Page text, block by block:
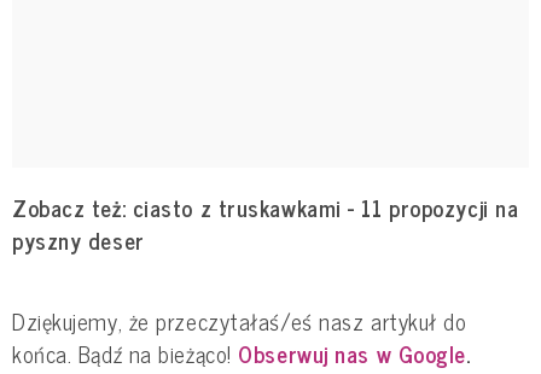
Zobacz też: ciasto z truskawkami - 11 propozycji na
pyszny deser
Dziękujemy, że przeczytałaś/eś nasz artykuł do
końca. Bądź na bieżąco! Obserwuj nas w Google.